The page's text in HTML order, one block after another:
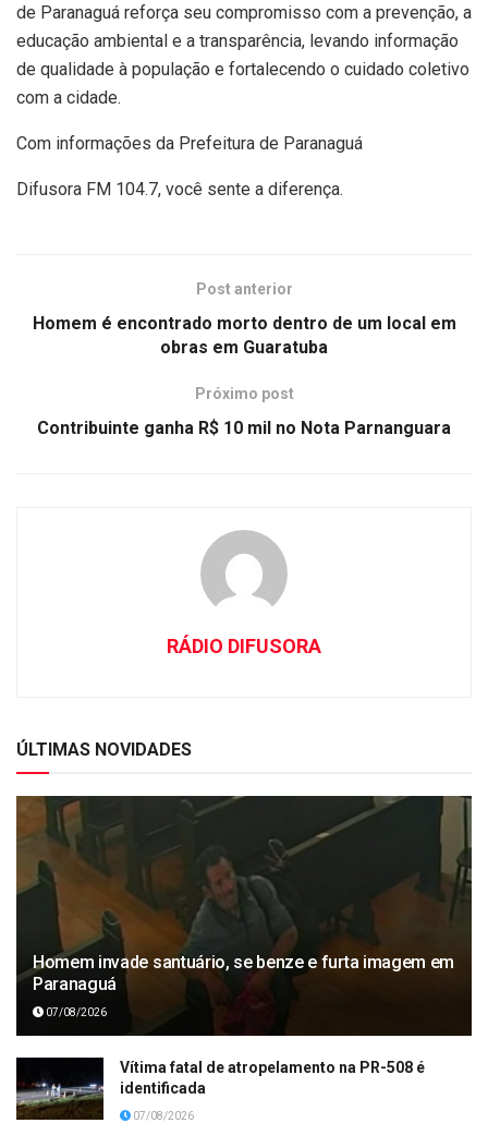
de Paranaguá reforça seu compromisso com a prevenção, a
educação ambiental e a transparência, levando informação
de qualidade à população e fortalecendo o cuidado coletivo
com a cidade.
Com informações da Prefeitura de Paranaguá
Difusora FM 104.7, você sente a diferença.
Post anterior
Homem é encontrado morto dentro de um local em
obras em Guaratuba
Próximo post
Contribuinte ganha R$ 10 mil no Nota Parnanguara
RÁDIO DIFUSORA
ÚLTIMAS NOVIDADES
Homem invade santuário, se benze e furta imagem em
Paranaguá
07/08/2026
Vítima fatal de atropelamento na PR-508 é
identificada
07/08/2026